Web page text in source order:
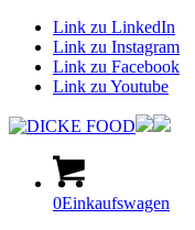
Link zu LinkedIn
Link zu Instagram
Link zu Facebook
Link zu Youtube
0Einkaufswagen